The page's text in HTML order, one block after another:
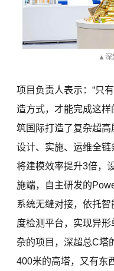
▲深
项目负责人表示：“只
造方式，才能完成这样
筑国际打造了复杂超
设计、实施、运维全
将建模效率提升3倍，
施端，自主研发的
系统无缝对接，依托
度检测平台，实现异
杂的项目，深超总C塔
400米的高塔，又有东